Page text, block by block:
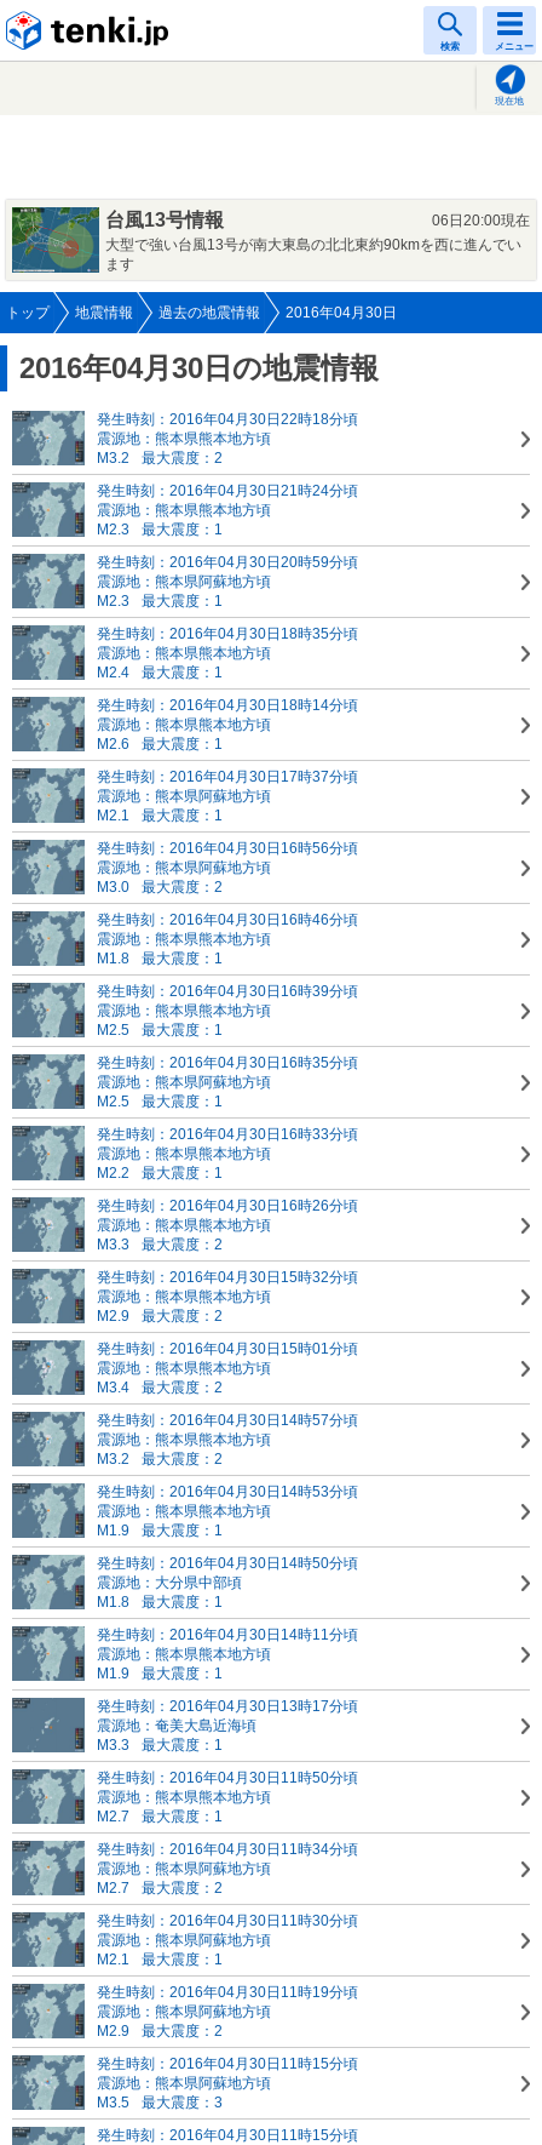
検索 メニュー
現在地
台風13号情報
06日20:00現在
大型で強い台風13号が南大東島の北北東約90kmを西に進んでい
ます
トップ 地震情報 過去の地震情報 2016年04月30日
2016年04月30日の地震情報
発生時刻：2016年04月30日22時18分頃
震源地：熊本県熊本地方頃
M3.2
最大震度：2
発生時刻：2016年04月30日21時24分頃
震源地：熊本県熊本地方頃
M2.3
最大震度：1
発生時刻：2016年04月30日20時59分頃
震源地：熊本県阿蘇地方頃
M2.3
最大震度：1
発生時刻：2016年04月30日18時35分頃
震源地：熊本県熊本地方頃
M2.4
最大震度：1
発生時刻：2016年04月30日18時14分頃
震源地：熊本県熊本地方頃
M2.6
最大震度：1
発生時刻：2016年04月30日17時37分頃
震源地：熊本県阿蘇地方頃
M2.1
最大震度：1
発生時刻：2016年04月30日16時56分頃
震源地：熊本県阿蘇地方頃
M3.0
最大震度：2
発生時刻：2016年04月30日16時46分頃
震源地：熊本県熊本地方頃
M1.8
最大震度：1
発生時刻：2016年04月30日16時39分頃
震源地：熊本県熊本地方頃
M2.5
最大震度：1
発生時刻：2016年04月30日16時35分頃
震源地：熊本県阿蘇地方頃
M2.5
最大震度：1
発生時刻：2016年04月30日16時33分頃
震源地：熊本県熊本地方頃
M2.2
最大震度：1
発生時刻：2016年04月30日16時26分頃
震源地：熊本県熊本地方頃
M3.3
最大震度：2
発生時刻：2016年04月30日15時32分頃
震源地：熊本県熊本地方頃
M2.9
最大震度：2
発生時刻：2016年04月30日15時01分頃
震源地：熊本県熊本地方頃
M3.4
最大震度：2
発生時刻：2016年04月30日14時57分頃
震源地：熊本県熊本地方頃
M3.2
最大震度：2
発生時刻：2016年04月30日14時53分頃
震源地：熊本県熊本地方頃
M1.9
最大震度：1
発生時刻：2016年04月30日14時50分頃
震源地：大分県中部頃
M1.8
最大震度：1
発生時刻：2016年04月30日14時11分頃
震源地：熊本県熊本地方頃
M1.9
最大震度：1
発生時刻：2016年04月30日13時17分頃
震源地：奄美大島近海頃
M3.3
最大震度：1
発生時刻：2016年04月30日11時50分頃
震源地：熊本県熊本地方頃
M2.7
最大震度：1
発生時刻：2016年04月30日11時34分頃
震源地：熊本県阿蘇地方頃
M2.7
最大震度：2
発生時刻：2016年04月30日11時30分頃
震源地：熊本県阿蘇地方頃
M2.1
最大震度：1
発生時刻：2016年04月30日11時19分頃
震源地：熊本県阿蘇地方頃
M2.9
最大震度：2
発生時刻：2016年04月30日11時15分頃
震源地：熊本県阿蘇地方頃
M3.5
最大震度：3
発生時刻：2016年04月30日11時15分頃